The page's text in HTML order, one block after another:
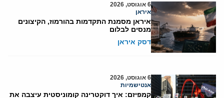
6 אוגוסט, 2026
איראן
איראן מסמנת התקדמות בהורמוז, הקיצונים
מנסים לבלום
דסק איראן
6 אוגוסט, 2026
אנטישמיות
קמפיזם: איך דוקטרינה קומוניסטית עיצבה את